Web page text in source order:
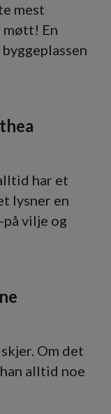
mest
møtt! En
har et
lysner en
vilje og
Om det
alltid noe